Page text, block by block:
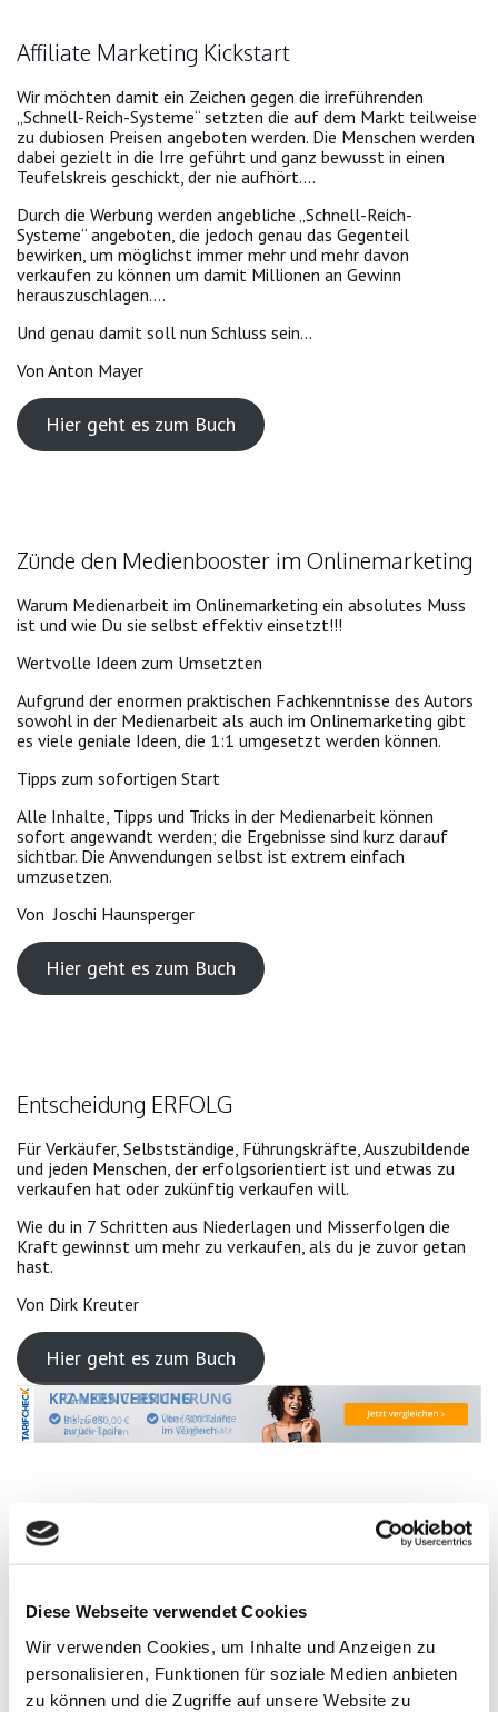
Diese Webseite verwendet Cookies
Wir verwenden Cookies, um Inhalte und Anzeigen zu
personalisieren, Funktionen für soziale Medien anbieten
zu können und die Zugriffe auf unsere Website zu
Affiliate Marketing Kickstart
Wir möchten damit ein Zeichen gegen die irreführenden
„Schnell-Reich-Systeme“ setzten die auf dem Markt teilweise
zu dubiosen Preisen angeboten werden. Die Menschen werden
dabei gezielt in die Irre geführt und ganz bewusst in einen
Teufelskreis geschickt, der nie aufhört….
Durch die Werbung werden angebliche „Schnell-Reich-
Systeme“ angeboten, die jedoch genau das Gegenteil
bewirken, um möglichst immer mehr und mehr davon
verkaufen zu können um damit Millionen an Gewinn
herauszuschlagen….
Und genau damit soll nun Schluss sein…
Von Anton Mayer
Hier geht es zum Buch
Zünde den Medienbooster im Onlinemarketing
Warum Medienarbeit im Onlinemarketing ein absolutes Muss
ist und wie Du sie selbst effektiv einsetzt!!!
Wertvolle Ideen zum Umsetzten
Aufgrund der enormen praktischen Fachkenntnisse des Autors
sowohl in der Medienarbeit als auch im Onlinemarketing gibt
es viele geniale Ideen, die 1:1 umgesetzt werden können.
Tipps zum sofortigen Start
Alle Inhalte, Tipps und Tricks in der Medienarbeit können
sofort angewandt werden; die Ergebnisse sind kurz darauf
sichtbar. Die Anwendungen selbst ist extrem einfach
umzusetzen.
Von Joschi Haunsperger
Hier geht es zum Buch
Entscheidung ERFOLG
Für Verkäufer, Selbstständige, Führungskräfte, Auszubildende
und jeden Menschen, der erfolgsorientiert ist und etwas zu
verkaufen hat oder zukünftig verkaufen will.
Wie du in 7 Schritten aus Niederlagen und Misserfolgen die
Kraft gewinnst um mehr zu verkaufen, als du je zuvor getan
hast.
Von Dirk Kreuter
Hier geht es zum Buch
Von 0 zur 1.000.000€
Für jeden, der
mehrSelbstbewusstsein,GlückundZufriedenheitin seinem
Leben spüren möchte.